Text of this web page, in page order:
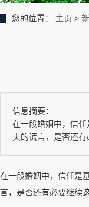
您的位置： 主页 >
信息摘要：
在一段婚姻中，信
夫的谎言，是否还有
在一段婚姻中，信任是
言，是否还有必要继续